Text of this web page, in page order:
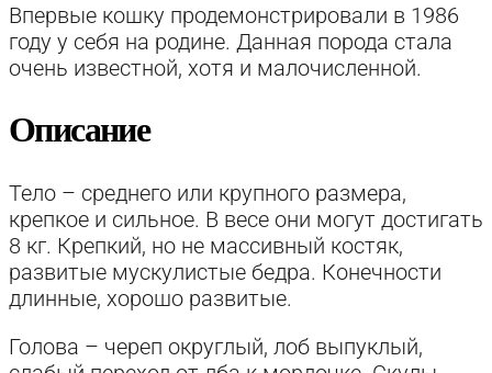
Впервые кошку продемонстрировали в 1986
году у себя на родине. Данная порода стала
очень известной, хотя и малочисленной.
Описание
Тело – среднего или крупного размера,
крепкое и сильное. В весе они могут достигать
8 кг. Крепкий, но не массивный костяк,
развитые мускулистые бедра. Конечности
длинные, хорошо развитые.
Голова – череп округлый, лоб выпуклый,